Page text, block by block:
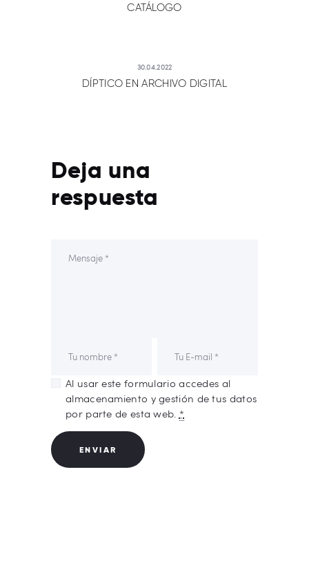
CATÁLOGO
30.04.2022
DÍPTICO EN ARCHIVO DIGITAL
Deja una
respuesta
Al usar este formulario accedes al
almacenamiento y gestión de tus datos
por parte de esta web. *